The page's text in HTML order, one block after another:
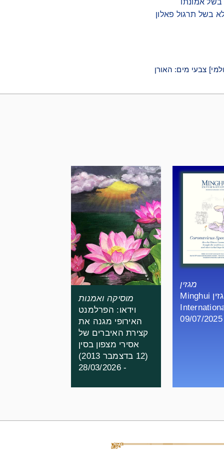
בפשיטת משטרה יחד עם בעלה נידונה ל-7.5 שנים בכלא בשל תרגול פאלון
צבעי מים: האורן
מגזין
מגזין Minghui
מוסיקה ואמנות
וידאו: הפרלמנט
האירופי מגנה את
קצירת האיברים של
אסירי מצפון בסין
(12 בדצמבר 2013)
- 28/03/2026